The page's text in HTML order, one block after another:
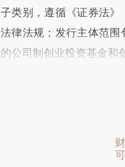
子类别，遵循《证券法
法律法规；发行主体范围
的公司制创业投资基金和